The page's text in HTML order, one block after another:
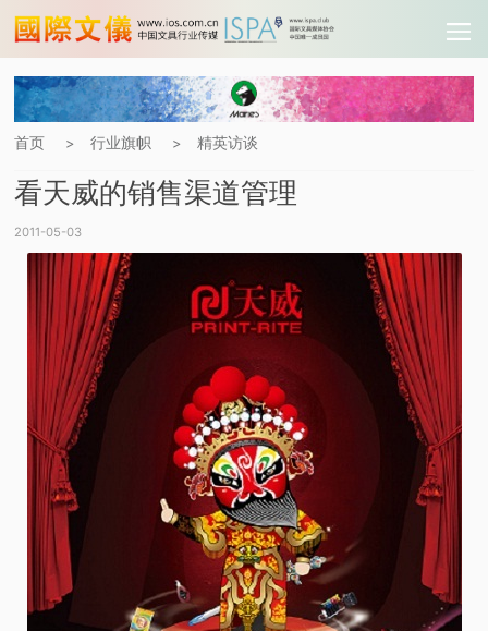
首页 > 行业旗帜 > 精英访谈
看天威的销售渠道管理
2011-05-03